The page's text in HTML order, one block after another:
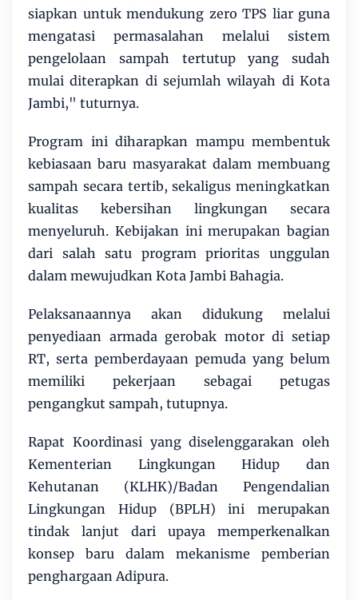
siapkan untuk mendukung zero TPS liar guna
mengatasi permasalahan melalui sistem
pengelolaan sampah tertutup yang sudah
mulai diterapkan di sejumlah wilayah di Kota
Jambi," tuturnya.
Program ini diharapkan mampu membentuk
kebiasaan baru masyarakat dalam membuang
sampah secara tertib, sekaligus meningkatkan
kualitas kebersihan lingkungan secara
menyeluruh. Kebijakan ini merupakan bagian
dari salah satu program prioritas unggulan
dalam mewujudkan Kota Jambi Bahagia.
Pelaksanaannya akan didukung melalui
penyediaan armada gerobak motor di setiap
RT, serta pemberdayaan pemuda yang belum
memiliki pekerjaan sebagai petugas
pengangkut sampah, tutupnya.
Rapat Koordinasi yang diselenggarakan oleh
Kementerian Lingkungan Hidup dan
Kehutanan (KLHK)/Badan Pengendalian
Lingkungan Hidup (BPLH) ini merupakan
tindak lanjut dari upaya memperkenalkan
konsep baru dalam mekanisme pemberian
penghargaan Adipura.